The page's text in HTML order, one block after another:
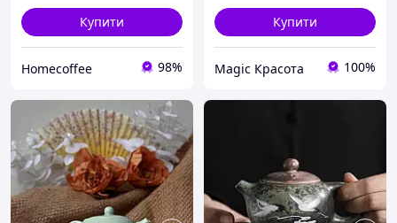
Купити
Homecoffee 98%
Купити
Magic Красота 100%